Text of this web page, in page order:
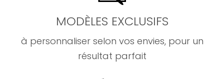
MODÈLES EXCLUSIFS
à personnaliser selon vos envies, pour un
résultat parfait